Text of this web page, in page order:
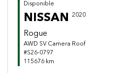
Disponible
NISSAN 2020
Rogue
AWD SV Camera Roof
#S26-0797
115676 km